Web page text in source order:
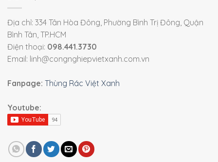
Địa chỉ: 334 Tân Hòa Đông, Phường Bình Trị Đông, Quận
Bình Tân, TP.HCM
Điện thoại: 098.441.3730
Email: linh@congnghiepvietxanh.com.vn
Fanpage: Thùng Rác Việt Xanh
Youtube: